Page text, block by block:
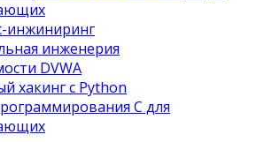
инжиниринг
инженерия
DVWA
хакинг с Python
С для